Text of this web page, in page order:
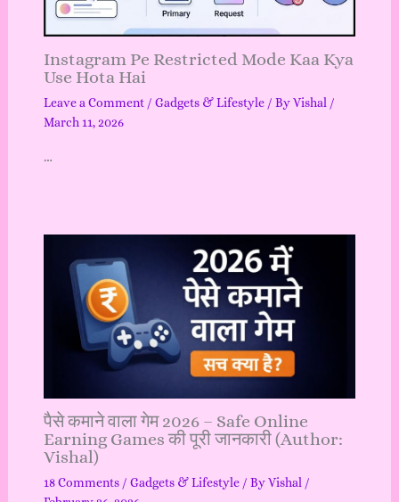
Instagram Pe Restricted Mode Kaa Kya
Use Hota Hai
Leave a Comment / Gadgets & Lifestyle/ ByVishal /
March 11, 2026
…
पैसे कमाने वाला गेम 2026 – Safe Online
Earning Games की पूरी जानकारी (Author:
Vishal)
18 Comments / Gadgets & Lifestyle/ ByVishal /